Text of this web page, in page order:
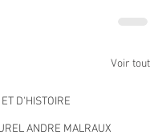
D'HISTOIRE
ANDRE MALRAUX
Voir tout